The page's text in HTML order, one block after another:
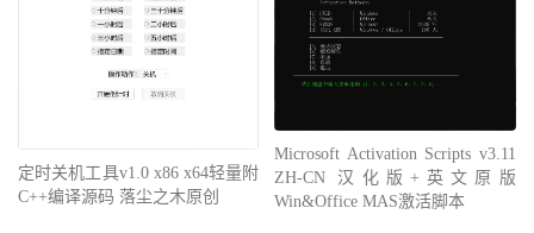
定时关机工具v1.0 x86 x64轻量附
C++编译源码 落尘之木原创
Microsoft Activation Scripts v3.11
ZH-CN 汉化版+英文原版
Win&Office MAS激活脚本